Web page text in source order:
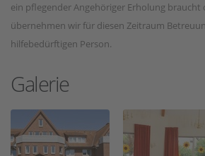
ein pflegender Angehöriger Erholung
übernehmen wir für diesen Zeitraum
hilfebedürftigen Person.
Galerie